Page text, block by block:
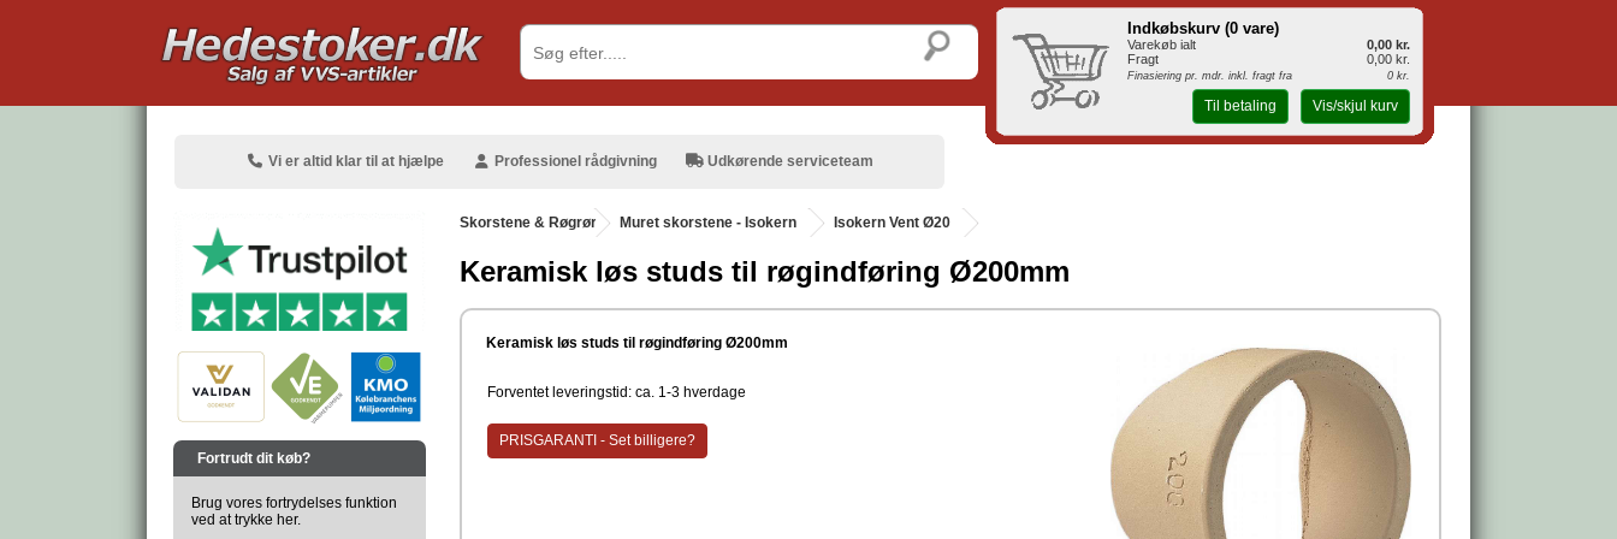
Vi er altid klar til at hjælpe Professionel rådgivning Udkørende serviceteam
Fortrudt dit køb?
Brug vores fortrydelses funktion
ved at trykke her.
Skorstene & Røgrør . Muret skorstene - Isokern Isokern Vent Ø20
Keramisk løs studs til røgindføring Ø200mm
Keramisk løs studs til røgindføring Ø200mm
Forventet leveringstid: ca. 1-3 hverdage
PRISGARANTI - Set billigere?
Indkøbskurv (0 vare)
Varekøb ialt
0,00 kr.
Fragt
0,00 kr.
Finasiering pr. mdr. inkl. fragt fra 0 kr.
Til betaling Vis/skjul kurv